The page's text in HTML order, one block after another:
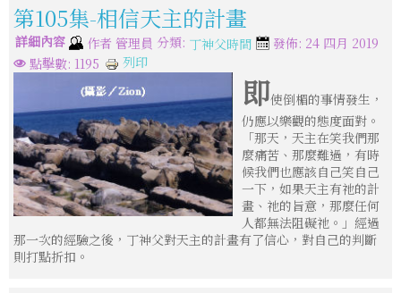
第105集-相信天主的計畫
詳細內容 作者 管理員 分類: 丁神父時間
發佈: 24 四月 2019
點擊數: 1195
列印
即使倒楣的事情發生，
仍應以樂觀的態度面對。
「那天，天主在笑我們那
麼痛苦、那麼難過，有時
候我們也應該自己笑自己
一下，如果天主有祂的計
畫、祂的旨意，那麼任何
人都無法阻礙祂。」經過
那一次的經驗之後，丁神父對天主的計畫有了信心，對自己的判斷
則打點折扣。